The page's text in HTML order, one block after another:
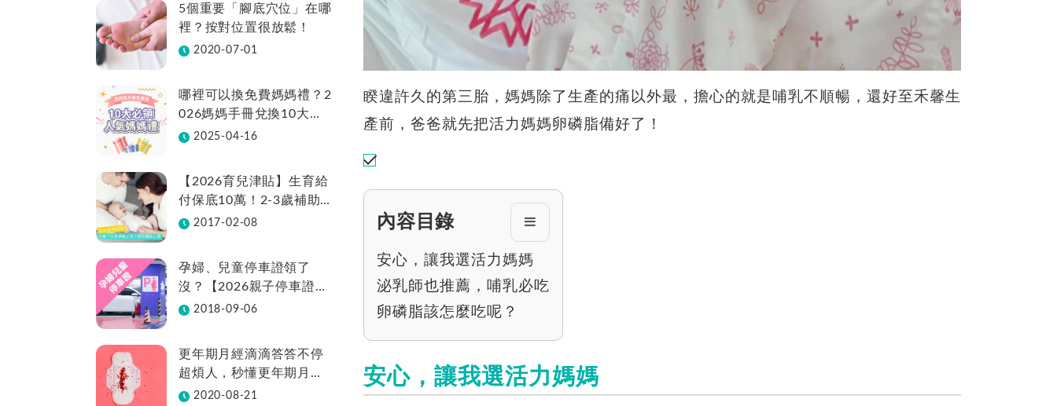
睽違許久的第三胎，媽媽除了生產的痛以外最，擔心的就是哺乳不順暢，還好至禾馨生
產前，爸爸就先把活力媽媽卵磷脂備好了！
內容目錄
安心，讓我選活力媽媽
泌乳師也推薦，哺乳必吃
卵磷脂該怎麼吃呢？
安心，讓我選活力媽媽
5個重要「腳底穴位」在哪
裡？按對位置很放鬆！
2020-07-01
哪裡可以換免費媽媽禮？2
026媽媽手冊兌換10大品
牌懶人包一次看！
2025-04-16
【2026育兒津貼】生育給
付保底10萬！2-3歲補助
不中斷、全台22縣市補助
2017-02-08
孕婦、兒童停車證領了
沒？【2026親子停車證懶
人包】各縣市領取方法在
2018-09-06
更年期月經滴滴答答不停
超煩人，秒懂更年期月經
週期變化
2020-08-21